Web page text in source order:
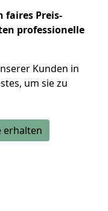
faires Preis-
professionelle
Kunden in
um sie zu
erhalten